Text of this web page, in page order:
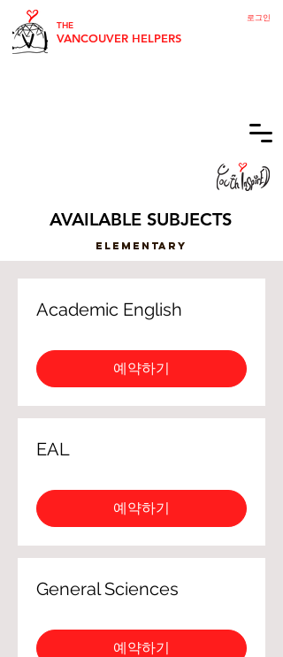
THE
VANCOUVER HELPERS
로그인
AVAILABLE SUBJECTS
ELementary
Academic English
예약하기
EAL
예약하기
General Sciences
예약하기